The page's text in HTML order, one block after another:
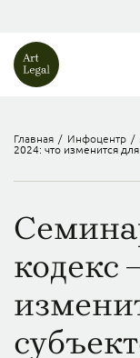
Главная / Инфоцентр/
2024: что изменится
кодекс